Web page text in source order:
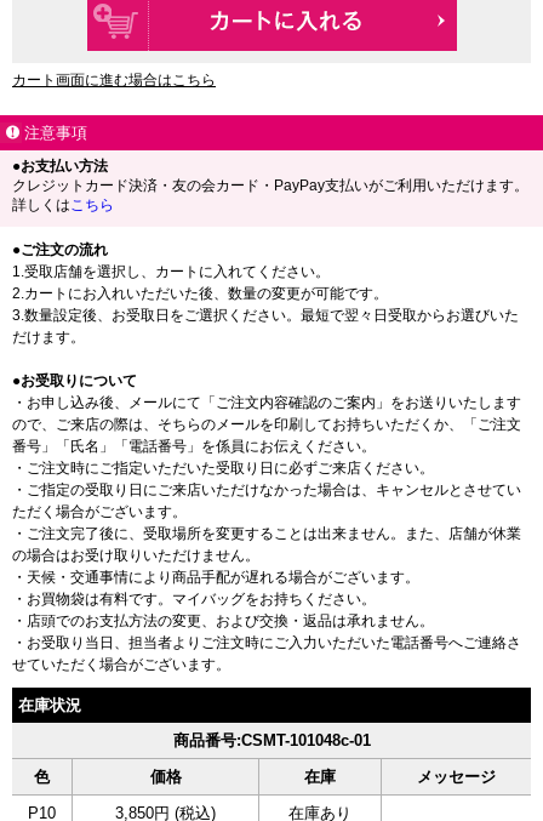
カート画面に進む場合はこちら
注意事項
●お支払い方法
クレジットカード決済・友の会カード・PayPay支払いがご利用いただけます。
詳しくはこちら
●ご注文の流れ
1.受取店舗を選択し、カートに入れてください。
2.カートにお入れいただいた後、数量の変更が可能です。
3.数量設定後、お受取日をご選択ください。最短で翌々日受取からお選びいた
だけます。
●お受取りについて
・お申し込み後、メールにて「ご注文内容確認のご案内」をお送りいたします
ので、ご来店の際は、そちらのメールを印刷してお持ちいただくか、「ご注文
番号」「氏名」「電話番号」を係員にお伝えください。
・ご注文時にご指定いただいた受取り日に必ずご来店ください。
・ご指定の受取り日にご来店いただけなかった場合は、キャンセルとさせてい
ただく場合がございます。
・ご注文完了後に、受取場所を変更することは出来ません。また、店舗が休業
の場合はお受け取りいただけません。
・天候・交通事情により商品手配が遅れる場合がございます。
・お買物袋は有料です。マイバッグをお持ちください。
・店頭でのお支払方法の変更、および交換・返品は承れません。
・お受取り当日、担当者よりご注文時にご入力いただいた電話番号へご連絡さ
せていただく場合がございます。
在庫状況
商品番号:CSMT-101048c-01
色
価格 在庫
メッセージ
P10
3,850円 (税込) 在庫あり